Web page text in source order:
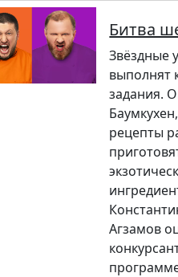
Битва
Звёздные
выполнят
задания.
рецепты
Агзамов